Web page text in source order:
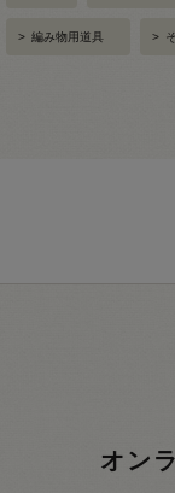
> 編み物用道具 >
オン